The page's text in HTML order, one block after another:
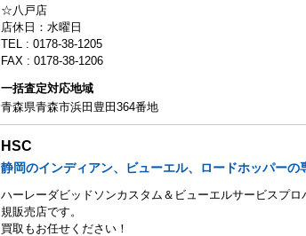
☆八戸店
店休日：水曜日
TEL : 0178-38-1205
FAX : 0178-38-1206
一括査定対応地域
青森県青森市浜田豊田364番地
HSC
静岡のインディアン、ビューエル、ロードホッパーの
ハーレーダビッドソンカスタム＆ビューエルサービスプ
規販売店です。
買取もお任せください！